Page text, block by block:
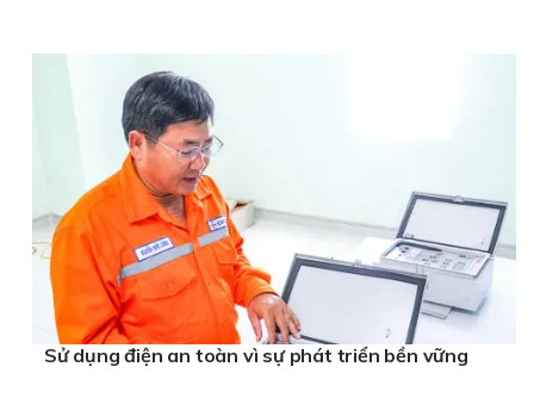
Sử dụng điện an toàn vì sự phát triển bền vững